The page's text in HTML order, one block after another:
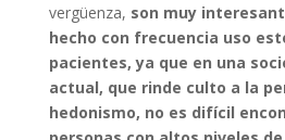
vergüenza, son muy
hecho con frecuencia uso
pacientes, ya que en una
actual, que rinde culto a la
hedonismo, no es difícil